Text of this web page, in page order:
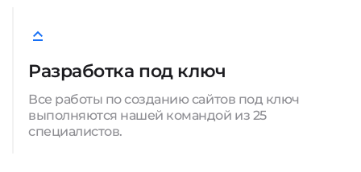
Разработка под ключ
Все работы по созданию сайтов под ключ
выполняются нашей командой из 25
специалистов.